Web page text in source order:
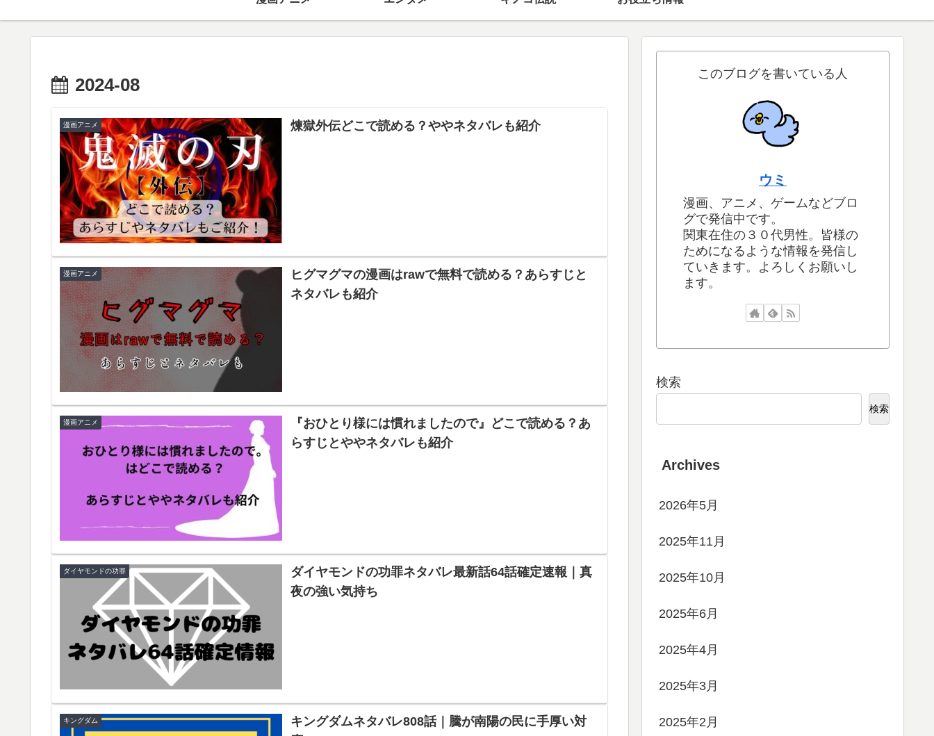
2024-08
漫画アニメ 煉獄外伝どこで読める？ややネタバレも紹介
漫画アニメ
ヒグマグマの漫画はrawで無料で読める？あらすじと
ネタバレも紹介
漫画アニメ
『おひとり様には慣れましたので』どこで読める？あ
らすじとややネタバレも紹介
ダイヤモンドの功罪
ダイヤモンドの功罪ネタバレ最新話64話確定速報｜真
夜の強い気持ち
キングダム
キングダムネタバレ808話｜騰が南陽の民に手厚い対
このブログを書いている人
ウミ
漫画、アニメ、ゲームなどブロ
グで発信中です。
関東在住の３０代男性。皆様の
ためになるような情報を発信し
ていきます。よろしくお願いし
ます。
検索
検索
Archives
2026年5月
2025年11月
2025年10月
2025年6月
2025年4月
2025年3月
2025年2月